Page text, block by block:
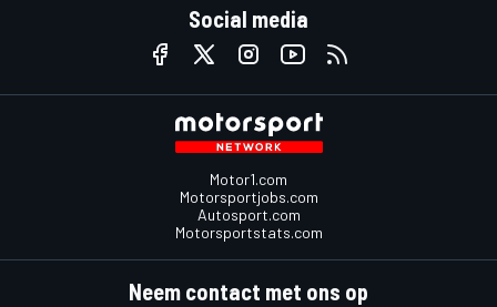
Social media
Motor1.com
Motorsportjobs.com
Autosport.com
Motorsportstats.com
Neem contact met ons op